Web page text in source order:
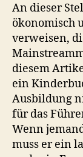
An dieser
ökonomisch
verweisen,
diesem
ein
Ausbildung
für das
Wenn
muss er ein